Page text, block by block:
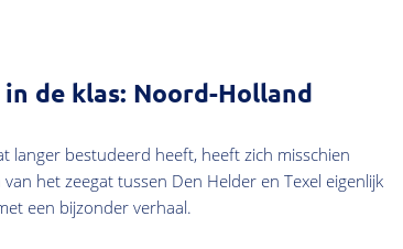
de klas: Noord-Holland
langer bestudeerd heeft, heeft zich misschien
het zeegat tussen Den Helder en Texel eigenlijk
een bijzonder verhaal.